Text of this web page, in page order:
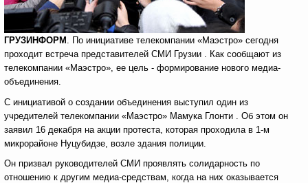
ГРУЗИНФОРМ . По инициативе телекомпании «Маэстро» сегодня
проходит встреча представителей СМИ Грузии . Как сообщают из
телекомпании «Маэстро», ее цель - формирование нового медиа-
объединения.
С инициативой о создании объединения выступил один из
учредителей телекомпании «Маэстро» Мамука Глонти . Об этом он
заявил 16 декабря на акции протеста, которая проходила в 1-м
микрорайоне Нуцубидзе, возле здания полиции.
Он призвал руководителей СМИ проявлять солидарность по
отношению к другим медиа-средствам, когда на них оказывается